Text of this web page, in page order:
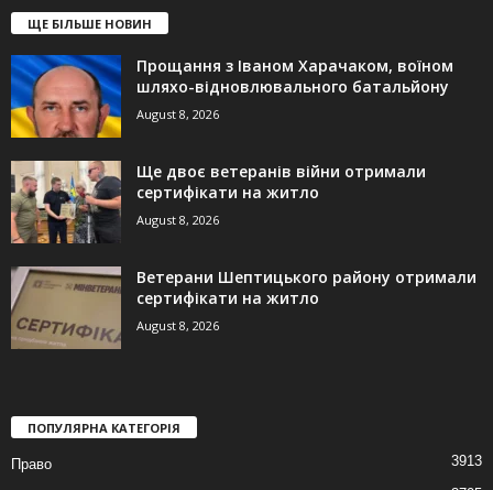
ЩЕ БІЛЬШЕ НОВИН
Прощання з Іваном Харачаком, воїном
шляхо-відновлювального батальйону
August 8, 2026
Ще двоє ветеранів війни отримали
сертифікати на житло
August 8, 2026
Ветерани Шептицького району отримали
сертифікати на житло
August 8, 2026
ПОПУЛЯРНА КАТЕГОРІЯ
Право 3913